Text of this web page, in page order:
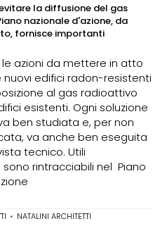
la diffusione del gas
nazionale d'azione, da
fornisce importanti
le azioni da mettere in atto
nuovi edifici radon-resistenti
al gas radioattivo
esistenti. Ogni soluzione
ben studiata e, per non
va anche ben eseguita
tecnico. Utili
rintracciabili nel Piano
• NATALINI ARCHITETTI